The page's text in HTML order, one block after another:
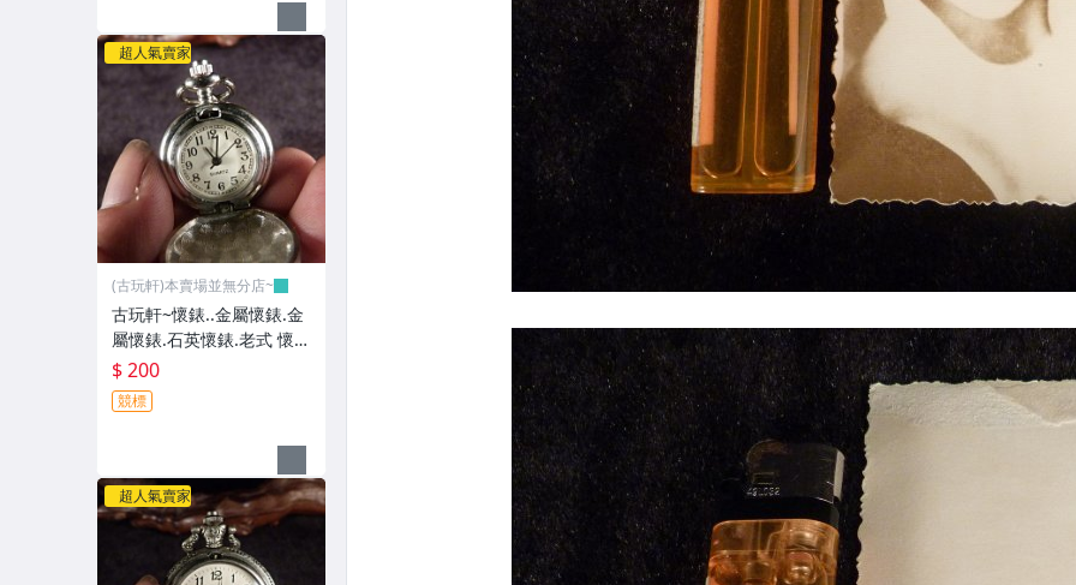
超人氣賣家
(古玩軒)本賣場並無分店~
古玩軒~懷錶..金屬懷錶.金
屬懷錶.石英懷錶.老式 懷錶
~GGG91
$ 200
競標
超人氣賣家